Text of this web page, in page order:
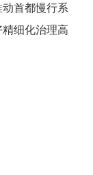
首都慢行系
细化治理高